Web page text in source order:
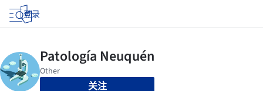
登录
关注